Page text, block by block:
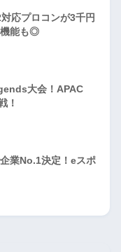
応プロコンが3千円
機能も◎
大会！APAC
！
業No.1決定！eスポ